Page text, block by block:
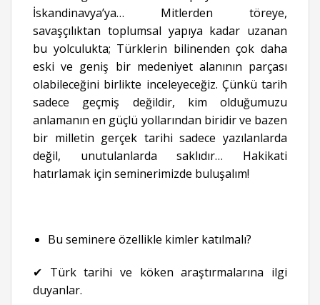
İskandinavya’ya… Mitlerden töreye,
savaşçılıktan toplumsal yapıya kadar uzanan
bu yolculukta; Türklerin bilinenden çok daha
eski ve geniş bir medeniyet alanının parçası
olabileceğini birlikte inceleyeceğiz. Çünkü tarih
sadece geçmiş değildir, kim olduğumuzu
anlamanın en güçlü yollarından biridir ve bazen
bir milletin gerçek tarihi sadece yazılanlarda
değil, unutulanlarda saklıdır… Hakikati
hatırlamak için seminerimizde buluşalım!
Bu seminere özellikle kimler katılmalı?
✔ Türk tarihi ve köken araştırmalarına ilgi
duyanlar.